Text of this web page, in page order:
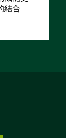
結合